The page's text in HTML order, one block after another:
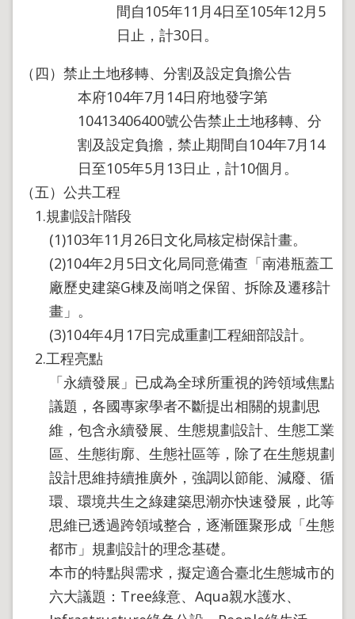
間自105年11月4日至105年12月5
日止，計30日。
（四）禁止土地移轉、分割及設定負擔公告
本府104年7月14日府地發字第
10413406400號公告禁止土地移轉、分
割及設定負擔，禁止期間自104年7月14
日至105年5月13日止，計10個月。
（五）公共工程
1.規劃設計階段
(1)103年11月26日文化局核定樹保計畫。
(2)104年2月5日文化局同意備查「南港瓶蓋工
廠歷史建築G棟及崗哨之保留、拆除及遷移計
畫」。
(3)104年4月17日完成重劃工程細部設計。
2.工程亮點
「永續發展」已成為全球所重視的跨領域焦點
議題，各國專家學者不斷提出相關的規劃思
維，包含永續發展、生態規劃設計、生態工業
區、生態街廓、生態社區等，除了在生態規劃
設計思維持續推廣外，強調以節能、減廢、循
環、環境共生之綠建築思潮亦快速發展，此等
思維已透過跨領域整合，逐漸匯聚形成「生態
都市」規劃設計的理念基礎。
本市的特點與需求，擬定適合臺北生態城市的
六大議題：Tree綠意、Aqua親水護水、